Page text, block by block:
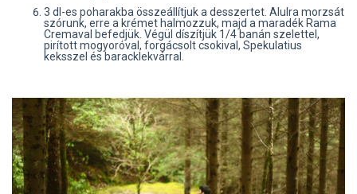
3 dl-es poharakba összeállítjuk a desszertet. Alulra morzsát
szórunk, erre a krémet halmozzuk, majd a maradék Rama
Cremaval befedjük. Végül díszítjük 1/4 banán szelettel,
pirított mogyoróval, forgácsolt csokival, Spekulatius
keksszel és baracklekvárral.